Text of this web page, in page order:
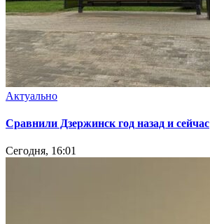
Актуально
Сравнили Дзержинск год назад и сейчас
Сегодня, 16:01